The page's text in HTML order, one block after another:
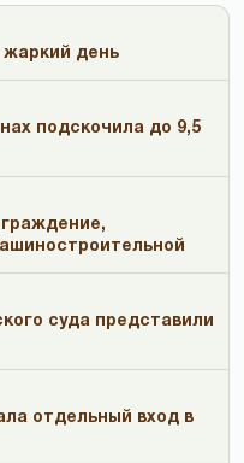
жаркий день
подскочила до 9,5
суда представили
отдельный вход в